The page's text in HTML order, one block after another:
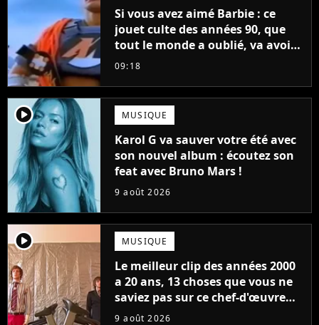
Si vous avez aimé Barbie : ce
jouet culte des années 90, que
tout le monde a oublié, va avoir
un film
09:18
player2 MUSIQUE
Karol G va sauver votre été avec
son nouvel album : écoutez son
feat avec Bruno Mars !
9 août 2026
player2 MUSIQUE
Le meilleur clip des années 2000
a 20 ans, 13 choses que vous ne
saviez pas sur ce chef-d'œuvre
qui a révolutionné YouTube
9 août 2026